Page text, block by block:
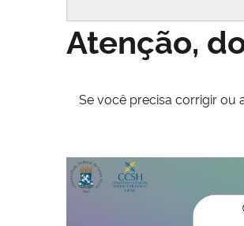
Atenção,
Se você precisa corrigir ou